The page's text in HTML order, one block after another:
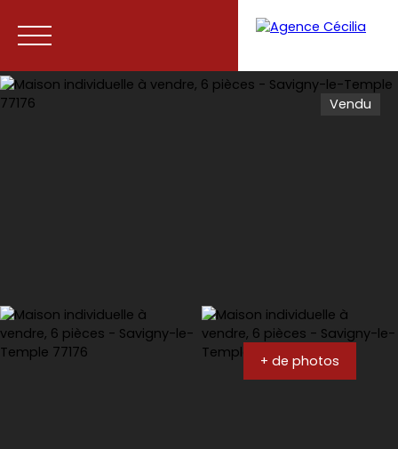
Vendu
+ de photos